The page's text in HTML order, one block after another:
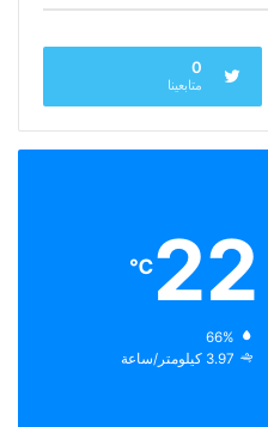
0
متابعينا
22
℃
الرطوبة:
الرياح: